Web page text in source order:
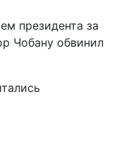
президента за
Чобану обвинил